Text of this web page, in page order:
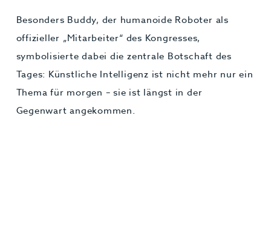
Besonders Buddy, der humanoide Roboter als
offizieller „Mitarbeiter“ des Kongresses,
symbolisierte dabei die zentrale Botschaft des
Tages: Künstliche Intelligenz ist nicht mehr nur ein
Thema für morgen – sie ist längst in der
Gegenwart angekommen.